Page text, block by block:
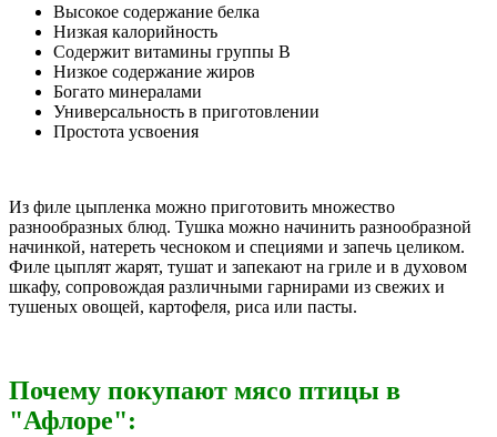
Высокое содержание белка
Низкая калорийность
Содержит витамины группы B
Низкое содержание жиров
Богато минералами
Универсальность в приготовлении
Простота усвоения
Из филе цыпленка можно приготовить множество
разнообразных блюд. Тушка можно начинить разнообразной
начинкой, натереть чесноком и специями и запечь целиком.
Филе цыплят жарят, тушат и запекают на гриле и в духовом
шкафу, сопровождая различными гарнирами из свежих и
тушеных овощей, картофеля, риса или пасты.
Почему покупают мясо птицы в
"Афлоре":